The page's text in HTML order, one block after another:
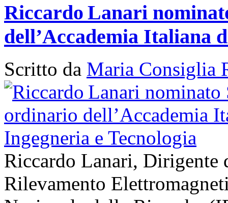
Riccardo Lanari
dell’Accademia Italiana
Scritto da Maria Consiglia
Riccardo Lanari, Dirigente
Rilevamento